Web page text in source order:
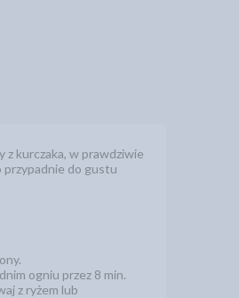
kurczaka, w prawdziwie
przypadnie do gustu
ogniu przez 8 min.
z ryżem lub